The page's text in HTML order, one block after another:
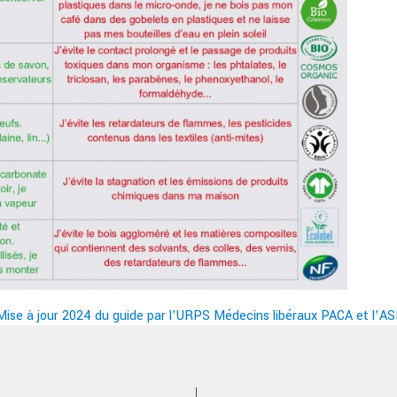
à jour 2024 du guide par l’URPS Médecins libéraux PACA et